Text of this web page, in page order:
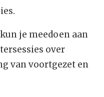
je meedoen aan
over
van voortgezet en